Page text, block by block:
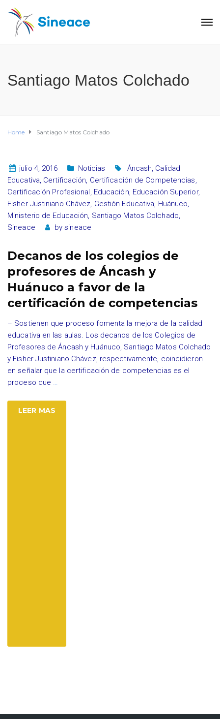
Santiago Matos Colchado
Home Santiago Matos Colchado
julio 4, 2016 Noticias Áncash, Calidad
Educativa, Certificación, Certificación de Competencias,
Certificación Profesional, Educación, Educación Superior,
Fisher Justiniano Chávez, Gestión Educativa, Huánuco,
Ministerio de Educación, Santiago Matos Colchado,
Sineace
bysineace
Decanos de los colegios de
profesores de Áncash y
Huánuco a favor de la
certificación de competencias
– Sostienen que proceso fomenta la mejora de la calidad
educativa en las aulas. Los decanos de los Colegios de
Profesores de Áncash y Huánuco, Santiago Matos Colchado
y Fisher Justiniano Chávez, respectivamente, coincidieron
en señalar que la certificación de competencias es el
proceso que …
LEER MAS